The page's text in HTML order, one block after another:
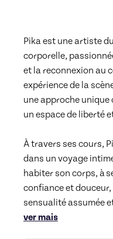
Pika est une artiste
corporelle,
et la reconnexion au
expérience de la
une approche unique
un espace de liberté
À travers ses cours,
dans un voyage
habiter son corps, à
confiance et
sensualité assumée
ver mais